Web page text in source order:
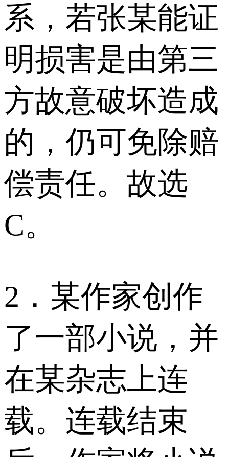
系，若张某能证
明损害是由第三
方故意破坏造成
的，仍可免除赔
偿责任。故选
C。
2．某作家创作
了一部小说，并
在某杂志上连
载。连载结束